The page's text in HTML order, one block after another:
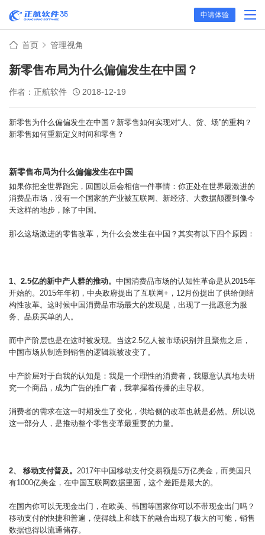
申请体验
首页 管理视角
新零售布局为什么偏偏发生在中国？
作者：正航软件 2018-12-19
新零售为什么偏偏发生在中国？新零售如何实现对“人、货、场”的重构？
新零售如何重新定义时间和零售？
新零售布局为什么偏偏发生在中国
如果你把全世界跑完，回国以后会相信一件事情：你正处在世界最激进的
消费品市场，没有一个国家的产业被互联网、新经济、大数据颠覆到像今
天这样的地步，除了中国。
那么这场激进的零售改革，为什么会发生在中国？其实有以下四个原因：
1、2.5亿的新中产人群的推动。 中国消费品市场的认知性革命是从2015年
开始的。2015年年初，中央政府提出了互联网+，12月份提出了供给侧结
构性改革。这时候中国消费品市场最大的发现是，出现了一批愿意为服
务、品质买单的人。
而中产阶层也是在这时被发现。当这2.5亿人被市场识别并且聚焦之后，
中国市场从制造到销售的逻辑就被改变了。
中产阶层对于自我的认知是：我是一个理性的消费者，我愿意认真地去研
究一个商品，成为广告的推广者，我掌握着传播的主导权。
消费者的需求在这一时期发生了变化，供给侧的改革也就是必然。所以说
这一部分人，是推动整个零售变革最重要的力量。
2、 移动支付普及。 2017年中国移动支付交易额是5万亿美金，而美国只
有1000亿美金，在中国互联网数据里面，这个差距是最大的。
在国内你可以无现金出门，在欧美、韩国等国家你可以不带现金出门吗？
移动支付的快捷和普遍，使得线上和线下的融合出现了极大的可能，销售
数据也得以流通储存。